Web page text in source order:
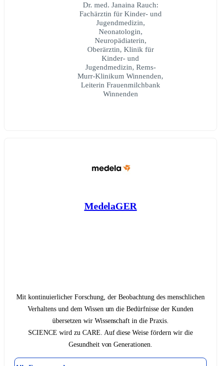
Dr. med. Janaina Rauch:
Fachärztin für Kinder- und
Jugendmedizin,
Neonatologin,
Neuropädiaterin,
Oberärztin, Klinik für
Kinder- und
Jugendmedizin, Rems-
Murr-Klinikum Winnenden,
Leiterin Frauenmilchbank
Winnenden
MedelaGER
Mit kontinuierlicher Forschung, der Beobachtung des menschlichen
Verhaltens und dem Wissen um die Bedürfnisse der Kunden
übersetzen wir Wissenschaft in die Praxis.
SCIENCE wird zu CARE. Auf diese Weise fördern wir die
Gesundheit von Generationen.